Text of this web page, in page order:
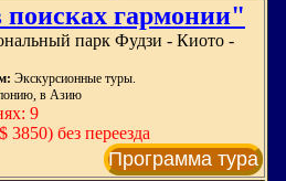
гармонии"
парк Фудзи - Киото -
Экскурсионные туры.
в Азию
9
без переезда
Программа тура